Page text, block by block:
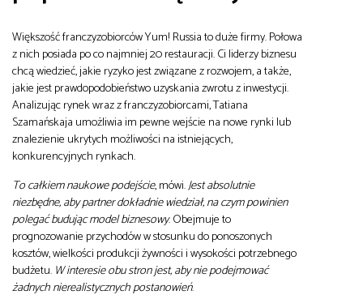
Większość franczyzobiorców Yum! Russia to duże firmy. Połowa
z nich posiada po co najmniej 20 restauracji. Ci liderzy biznesu
chcą wiedzieć, jakie ryzyko jest związane z rozwojem, a także,
jakie jest prawdopodobieństwo uzyskania zwrotu z inwestycji.
Analizując rynek wraz z franczyzobiorcami, Tatiana
Szamańskaja umożliwia im pewne wejście na nowe rynki lub
znalezienie ukrytych możliwości na istniejących,
konkurencyjnych rynkach.
To całkiem naukowe podejście, mówi.Jest absolutnie
niezbędne, aby partner dokładnie wiedział, na czym powinien
polegać budując model biznesowy. Obejmuje to
prognozowanie przychodów w stosunku do ponoszonych
kosztów, wielkości produkcji żywności i wysokości potrzebnego
budżetu. W interesie obu stron jest, aby nie podejmować
żadnych nierealistycznych postanowień.